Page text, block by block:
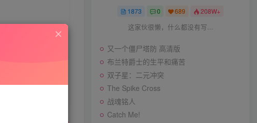
The Spike Cross
1873 0 689 208W+
这家伙很懒，什么都没有写...
又一个僵尸塔防 高清版
布兰特爵士的生平和痛苦
双子星：二元冲突
The Spike Cross
战魂铭人
Catch Me!